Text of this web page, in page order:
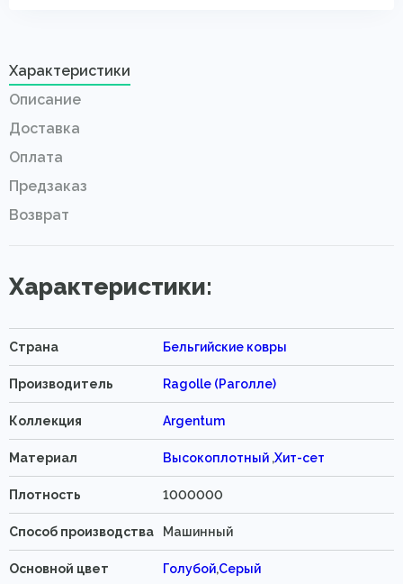
Характеристики
Описание
Доставка
Оплата
Предзаказ
Возврат
Характеристики:
Страна Бельгийские ковры
Производитель Ragolle (Раголле)
Коллекция Argentum
Материал Высокоплотный ,Хит-сет
Плотность 1000000
Способ производства Машинный
Основной цвет Голубой,Серый